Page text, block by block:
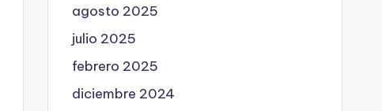
agosto 2025
julio 2025
febrero 2025
diciembre 2024